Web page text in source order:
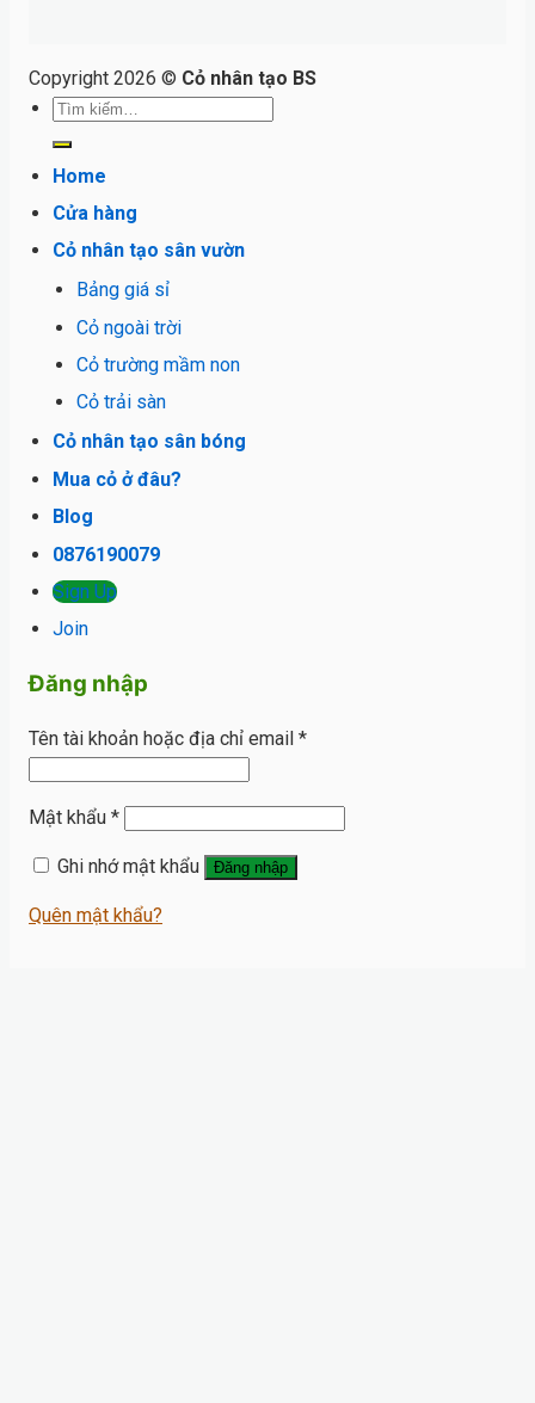
Copyright 2026 © Cỏ nhân tạo BS
Tìm
kiếm:
Home
Cửa hàng
Cỏ nhân tạo sân vườn
Bảng giá sỉ
Cỏ ngoài trời
Cỏ trường mầm non
Cỏ trải sàn
Cỏ nhân tạo sân bóng
Mua cỏ ở đâu?
Blog
0876190079
Sign Up
Join
Đăng nhập
Tên tài khoản hoặc địa chỉ email *
Mật khẩu *
Ghi nhớ mật khẩu Đăng nhập
Quên mật khẩu?